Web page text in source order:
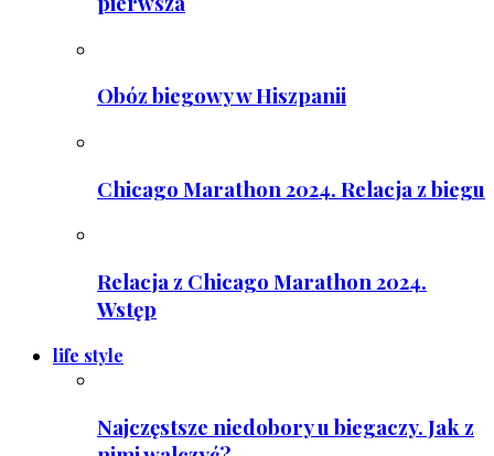
Obóz biegowy w Hiszpanii
Chicago Marathon 2024. Relacja z biegu
Relacja z Chicago Marathon 2024.
Wstęp
life style
Najczęstsze niedobory u biegaczy. Jak z